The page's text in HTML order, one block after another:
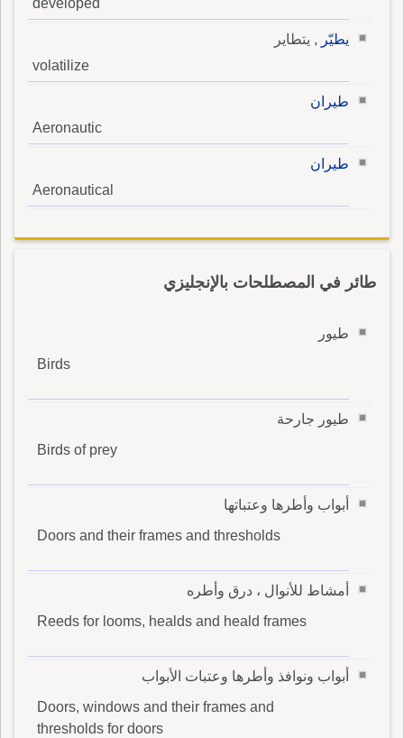
developed
يطيّر , يتطاير
volatilize
طيران
Aeronautic
طيران
Aeronautical
طائر في المصطلحات بالإنجليزي
طيور
Birds
طيور جارحة
Birds of prey
أبواب وأطرها وعتباتها
Doors and their frames and thresholds
أمشاط للأنوال ، درق وأطره
Reeds for looms, healds and heald frames
أبواب ونوافذ وأطرها وعتبات الأبواب
Doors, windows and their frames and
thresholds for doors